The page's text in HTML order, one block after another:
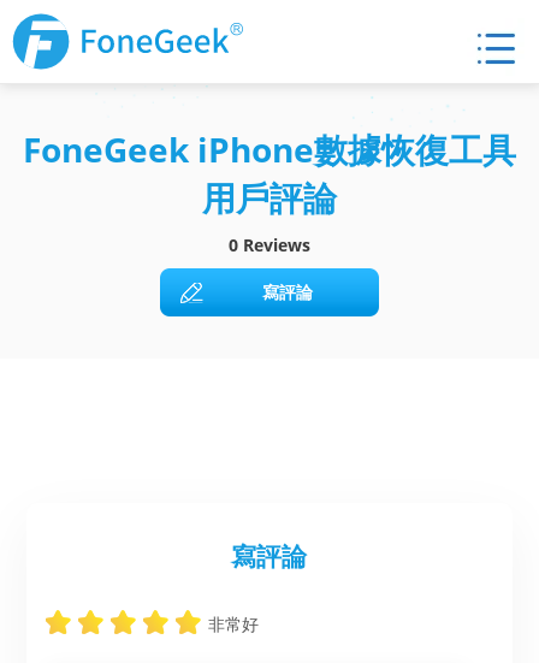
FoneGeek iPhone數據恢復工具
用戶評論
0 Reviews
寫評論
寫評論
非常好